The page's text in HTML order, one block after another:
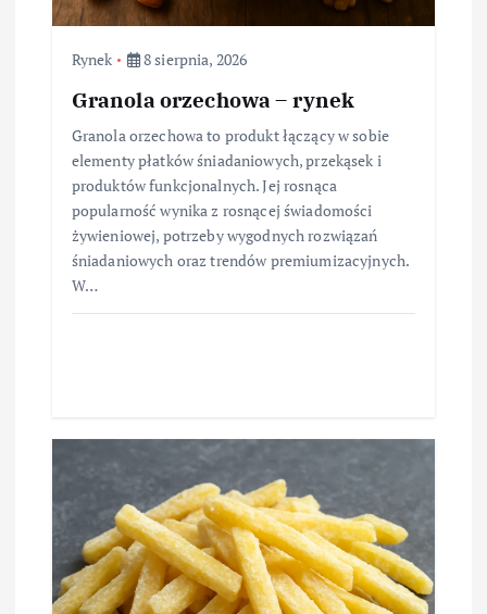
Rynek 8 sierpnia, 2026
Granola orzechowa – rynek
Granola orzechowa to produkt łączący w sobie
elementy płatków śniadaniowych, przekąsek i
produktów funkcjonalnych. Jej rosnąca
popularność wynika z rosnącej świadomości
żywieniowej, potrzeby wygodnych rozwiązań
śniadaniowych oraz trendów premiumizacyjnych.
W…